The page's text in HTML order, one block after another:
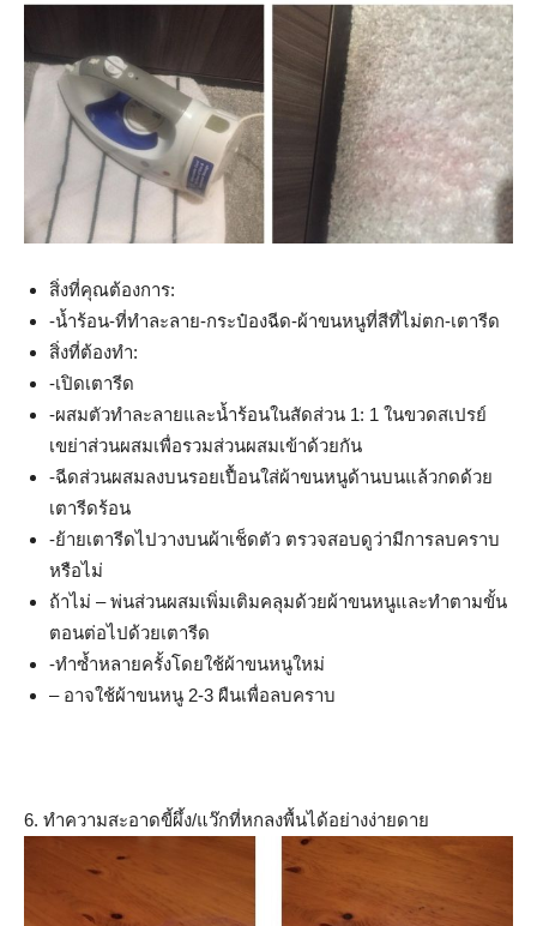
สิ่งที่คุณต้องการ:
-น้ำร้อน-ที่ทำละลาย-กระป๋องฉีด-ผ้าขนหนูที่สีที่ไม่ตก-เตารีด
สิ่งที่ต้องทำ:
-เปิดเตารีด
-ผสมตัวทำละลายและน้ำร้อนในสัดส่วน 1: 1 ในขวดสเปรย์
เขย่าส่วนผสมเพื่อรวมส่วนผสมเข้าด้วยกัน
-ฉีดส่วนผสมลงบนรอยเปื้อนใส่ผ้าขนหนูด้านบนแล้วกดด้วย
เตารีดร้อน
-ย้ายเตารีดไปวางบนผ้าเช็ดตัว ตรวจสอบดูว่ามีการลบคราบ
หรือไม่
ถ้าไม่ – พ่นส่วนผสมเพิ่มเติมคลุมด้วยผ้าขนหนูและทำตามขั้น
ตอนต่อไปด้วยเตารีด
-ทำซ้ำหลายครั้งโดยใช้ผ้าขนหนูใหม่
– อาจใช้ผ้าขนหนู 2-3 ผืนเพื่อลบคราบ
6. ทำความสะอาดขี้ผึ้ง/แว๊กที่หกลงพื้นได้อย่างง่ายดาย